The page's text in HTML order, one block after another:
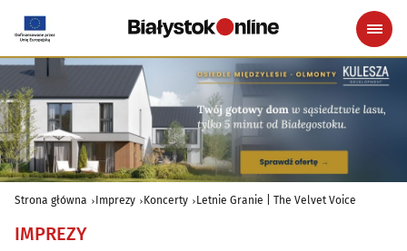
Strona główna Imprezy Koncerty Letnie Granie | The Velvet Voice
IMPREZY